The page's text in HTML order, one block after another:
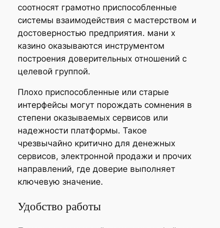
соотносят грамотно приспособленные
системы взаимодействия с мастерством и
достоверностью предприятия. мани х
казино оказываются инструментом
построения доверительных отношений с
целевой группой.
Плохо приспособленные или старые
интерфейсы могут порождать сомнения в
степени оказываемых сервисов или
надежности платформы. Такое
чрезвычайно критично для денежных
сервисов, электронной продажи и прочих
направлений, где доверие выполняет
ключевую значение.
Удобство работы